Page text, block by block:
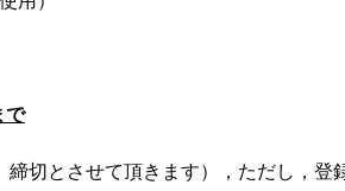
で
切とさせて頂きます），ただし，登